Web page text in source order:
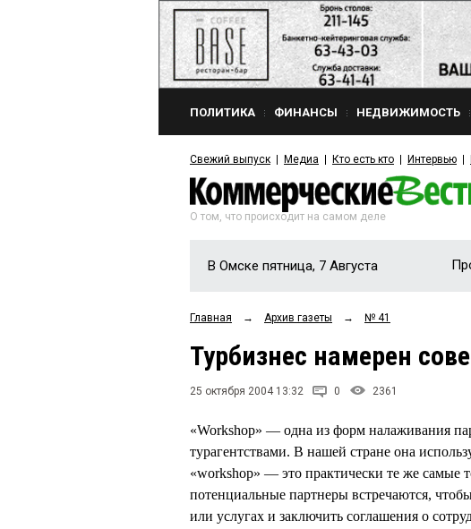
ПОЛИТИКА ФИНАНСЫ НЕДВИЖИМОСТЬ
Свежий выпуск Медиа Кто есть кто Интервью
О том, что происходит на самом деле
В Омске пятница, 7 Августа
Главная → Архив газеты → № 41
Турбизнес намерен
25 октября 2004 13:32 0 2361
«Workshop» — одна из форм налаживания
турагентствами. В нашей стране она
«workshop» — это практически те же самые
потенциальные партнеры встречаются,
или услугах и заключить соглашения о